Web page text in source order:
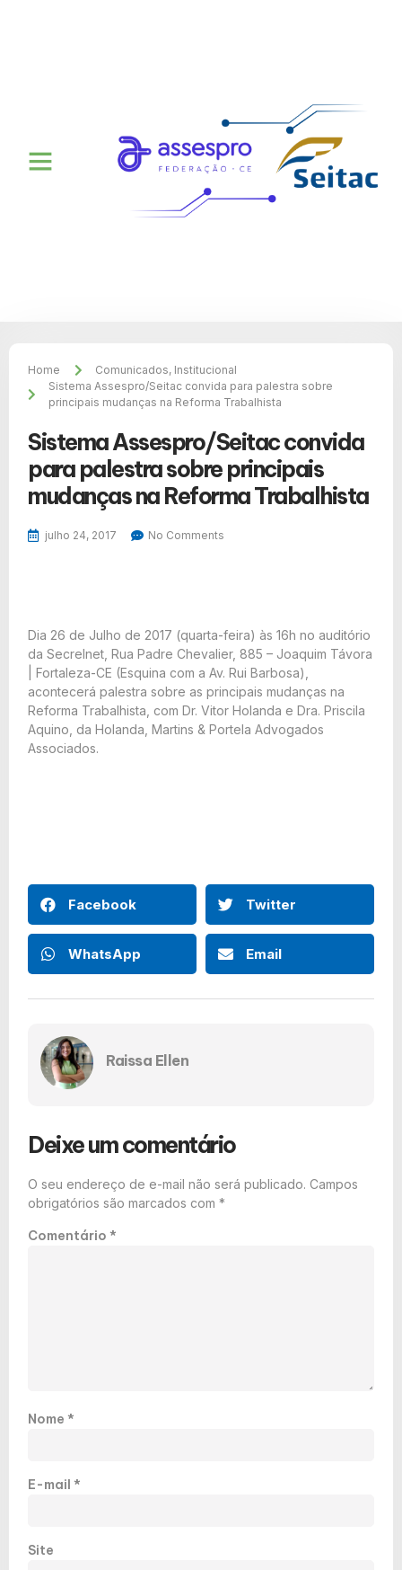
Home Comunicados, Institucional
Sistema Assespro/Seitac convida para palestra sobre
principais mudanças na Reforma Trabalhista
Sistema Assespro/Seitac convida
para palestra sobre principais
mudanças na Reforma Trabalhista
julho 24, 2017 No Comments
Dia 26 de Julho de 2017 (quarta-feira) às 16h no auditório
da Secrelnet, Rua Padre Chevalier, 885 – Joaquim Távora
| Fortaleza-CE (Esquina com a Av. Rui Barbosa),
acontecerá palestra sobre as principais mudanças na
Reforma Trabalhista, com Dr. Vitor Holanda e Dra. Priscila
Aquino, da Holanda, Martins & Portela Advogados
Associados.
Facebook Twitter
WhatsApp Email
Raissa Ellen
Deixe um comentário
O seu endereço de e-mail não será publicado. Campos
obrigatórios são marcados com *
Comentário *
Nome *
E-mail *
Site